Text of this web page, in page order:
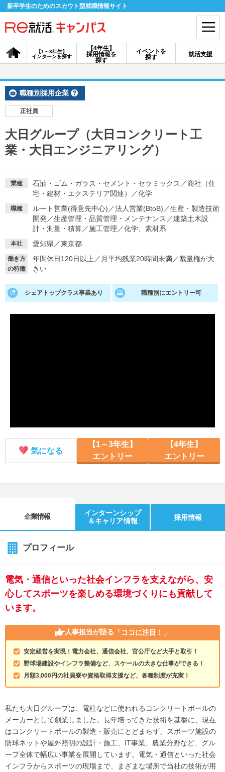
新卒学生のためのスカウト型就職情報サイト
【4年生】
採用情報を
探す
【1～3年生】
インターンを探す
イベントを
探す
就活支援
会員登録 ログイン
探す
【4年生】
採用情報を探す
【4年生】
説明会を探す
イベントを探す スカウト お知らせ
就活ノウハウ・サポート
就活支援
就活ノウハウが満載！ お役立ち記事・相談室など
あなたに合う仕事を診断！ 動画で対策講座をチェック
職種別採用企業
正社員
大日グループ（大日コンクリート工
業・大日エンジニアリング）
業種 石油・ゴム・ガラス・セメント・セラミックス ／商社（住
宅・建材・エクステリア関連）
／化学
職種 ルート営業(得意先中心) ／法人営業(BtoB) ／生産・製造技術
開発 ／生産管理・品質管理・メンテナンス ／建築土木設
計・測量・積算／施工管理 ／化学、素材系
本社 愛知県／東京都
働き方
の特徴
年間休日120日以上 ／ 月平均残業20時間未満／裁量権が大
きい
シェアトップクラス事業あり 職種別にエントリー可
気になる
【1～3年生】
エントリー
【4年生】
エントリー
企業情報
インターンシップ
＆キャリア情報
採用情報
プロフィール
電気・通信といった社会インフラを支えながら、安
心してスポーツを楽しめる環境づくりにも貢献して
います。
人事担当が語る 「ココに注目！」
安定経営を実現！電力会社、通信会社、官公庁など大手と取引！
野球場建設やインフラ整備など、スケールの大きな仕事ができる！
月額3,000円の社員寮や資格取得支援など、各種制度が充実！
私たち大日グループは、電柱などに使われるコンクリートポールの
メーカーとして創業しました。長年培ってきた技術を基盤に、現在
はコンクリートポールの製造・販売にとどまらず、スポーツ施設の
防球ネットや屋外照明の設計・施工、IT事業、農業分野など、グル
ープ全体で幅広い事業を展開しています。電気・通信といった社会
インフラからスポーツの現場まで、まざまな場所で当社の技術が用